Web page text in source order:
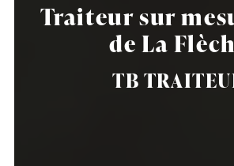
Traiteur sur
de La
TB